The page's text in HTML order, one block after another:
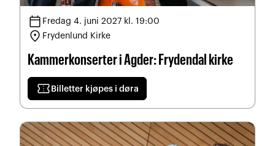
calendar_today Fredag 4. juni 2027 kl. 19:00
location_on Frydenlund Kirke
Kammerkonserter i Agder: Frydendal kirke
confirmation_number Billetter kjøpes i døra